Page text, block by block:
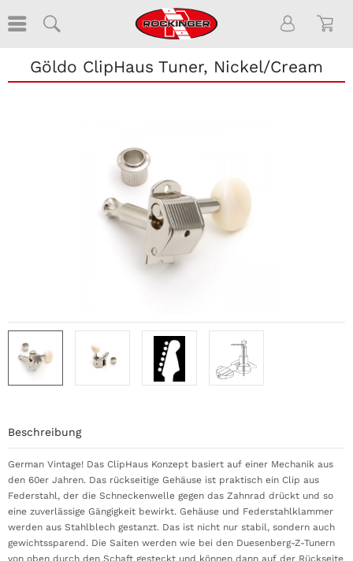
Göldo ClipHaus Tuner, Nickel/Cream
Beschreibung
German Vintage! Das ClipHaus Konzept basiert auf einer Mechanik aus
den 60er Jahren. Das rückseitige Gehäuse ist praktisch ein Clip aus
Federstahl, der die Schneckenwelle gegen das Zahnrad drückt und so
eine zuverlässige Gängigkeit bewirkt. Gehäuse und Federstahlklammer
werden aus Stahlblech gestanzt. Das ist nicht nur stabil, sondern auch
gewichtssparend. Die Saiten werden wie bei den Duesenberg-Z-Tunern
von oben durch den Schaft gesteckt und können dann auf der Rückseite